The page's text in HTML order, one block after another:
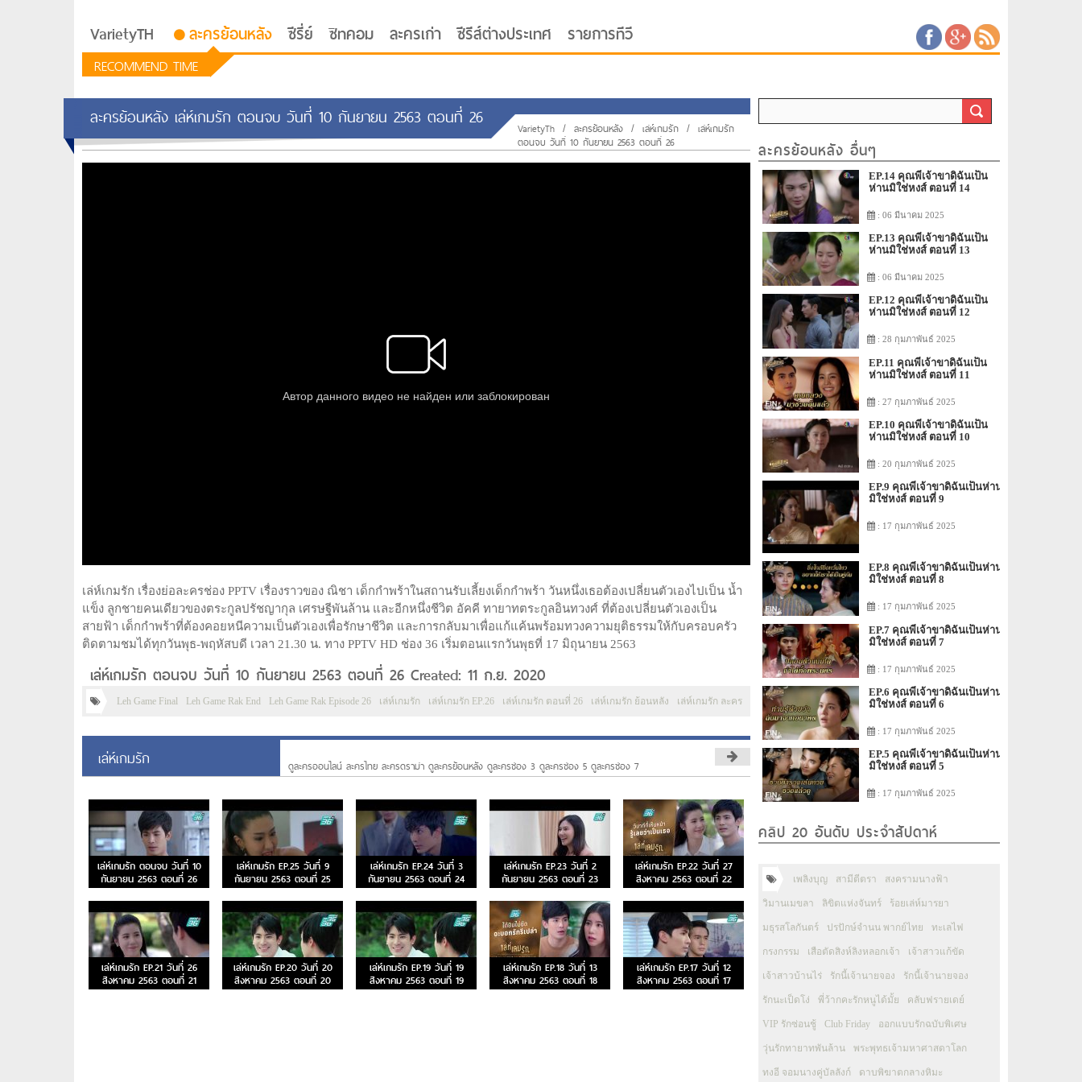
VarietyTH ละครย้อนหลัง ซีรี่ย์ ซิทคอม ละครเก่า ซีรีส์ต่างประเทศ รายการทีวี
RECOMMEND TIME
รักอยู่ประตูถัดไป
ละครย้อนหลัง เล่ห์เกมรัก ตอนจบ วันที่ 10 กันยายน 2563 ตอนที่ 26 VarietyTh / ละครย้อนหลัง / เล่ห์เกมรัก / เล่ห์เกมรัก
ตอนจบ วันที่ 10 กันยายน 2563 ตอนที่ 26
เล่ห์เกมรัก เรื่องย่อละครช่อง PPTV เรื่องราวของ ณิชา เด็กกำพร้าในสถานรับเลี้ยงเด็กกำพร้า วันหนึ่งเธอต้องเปลี่ยนตัวเองไปเป็น น้ำ
แข็ง ลูกชายคนเดียวของตระกูลปรัชญากุล เศรษฐีพันล้าน และอีกหนึ่งชีวิต อัคคี ทายาทตระกูลอินทวงศ์ ที่ต้องเปลี่ยนตัวเองเป็น
สายฟ้า เด็กกำพร้าที่ต้องคอยหนีความเป็นตัวเองเพื่อรักษาชีวิต และการกลับมาเพื่อแก้แค้นพร้อมทวงความยุติธรรมให้กับครอบครัว
ติดตามชมได้ทุกวันพุธ-พฤหัสบดี เวลา 21.30 น. ทาง PPTV HD ช่อง 36 เริ่มตอนแรกวันพุธที่ 17 มิถุนายน 2563
เล่ห์เกมรัก ตอนจบ วันที่ 10 กันยายน 2563 ตอนที่ 26 Created: 11 ก.ย. 2020
Leh Game Final Leh Game Rak End Leh Game Rak Episode 26 เล่ห์เกมรัก เล่ห์เกมรัก EP.26 เล่ห์เกมรัก ตอนที่ 26 เล่ห์เกมรัก ย้อนหลัง เล่ห์เกมรัก ละคร
เล่ห์เกมรัก ดูละครออนไลน์ ละครไทย ละครดราม่า ดูละครย้อนหลัง ดูละครช่อง 3 ดูละครช่อง 5 ดูละครช่อง 7
เล่ห์เกมรัก ตอนจบ วันที่ 10
กันยายน 2563 ตอนที่ 26
เล่ห์เกมรัก EP.25 วันที่ 9
กันยายน 2563 ตอนที่ 25
เล่ห์เกมรัก EP.24 วันที่ 3
กันยายน 2563 ตอนที่ 24
เล่ห์เกมรัก EP.23 วันที่ 2
กันยายน 2563 ตอนที่ 23
เล่ห์เกมรัก EP.22 วันที่ 27
สิงหาคม 2563 ตอนที่ 22
เล่ห์เกมรัก EP.21 วันที่ 26
สิงหาคม 2563 ตอนที่ 21
เล่ห์เกมรัก EP.20 วันที่ 20
สิงหาคม 2563 ตอนที่ 20
เล่ห์เกมรัก EP.19 วันที่ 19
สิงหาคม 2563 ตอนที่ 19
เล่ห์เกมรัก EP.18 วันที่ 13
สิงหาคม 2563 ตอนที่ 18
เล่ห์เกมรัก EP.17 วันที่ 12
สิงหาคม 2563 ตอนที่ 17
ละครย้อนหลัง อื่นๆ
EP.14 คุณพี่เจ้าขาดิฉันเป็น
ห่านมิใช่หงส์ ตอนที่ 14
: 06 มีนาคม 2025
EP.13 คุณพี่เจ้าขาดิฉันเป็น
ห่านมิใช่หงส์ ตอนที่ 13
: 06 มีนาคม 2025
EP.12 คุณพี่เจ้าขาดิฉันเป็น
ห่านมิใช่หงส์ ตอนที่ 12
: 28 กุมภาพันธ์ 2025
EP.11 คุณพี่เจ้าขาดิฉันเป็น
ห่านมิใช่หงส์ ตอนที่ 11
: 27 กุมภาพันธ์ 2025
EP.10 คุณพี่เจ้าขาดิฉันเป็น
ห่านมิใช่หงส์ ตอนที่ 10
: 20 กุมภาพันธ์ 2025
EP.9 คุณพี่เจ้าขาดิฉันเป็นห่าน
มิใช่หงส์ ตอนที่ 9
: 17 กุมภาพันธ์ 2025
EP.8 คุณพี่เจ้าขาดิฉันเป็นห่าน
มิใช่หงส์ ตอนที่ 8
: 17 กุมภาพันธ์ 2025
EP.7 คุณพี่เจ้าขาดิฉันเป็นห่าน
มิใช่หงส์ ตอนที่ 7
: 17 กุมภาพันธ์ 2025
EP.6 คุณพี่เจ้าขาดิฉันเป็นห่าน
มิใช่หงส์ ตอนที่ 6
: 17 กุมภาพันธ์ 2025
EP.5 คุณพี่เจ้าขาดิฉันเป็นห่าน
มิใช่หงส์ ตอนที่ 5
: 17 กุมภาพันธ์ 2025
คลิป 20 อันดับ ประจำสัปดาห์
เพลิงบุญ สามีตีตรา สงครามนางฟ้า
วิมานเมขลา ลิขิตแห่งจันทร์ ร้อยเล่ห์มารยา
มธุรสโลกันตร์ ปรปักษ์จำนน พากย์ไทย ทะเลไฟ
กรงกรรม เสือตัดสิงห์ลิงหลอกเจ้า เจ้าสาวแก้ขัด
เจ้าสาวบ้านไร่ รักนี้เจ้านายจอง รักนี้เจ้านายจอง
รักนะเป็ดโง่ พี่ว้ากคะรักหนูได้มั้ย คลับฟรายเดย์
VIP รักซ่อนชู้ Club Friday ออกแบบรักฉบับพิเศษ
วุ่นรักทายาทพันล้าน พระพุทธเจ้ามหาศาสดาโลก
ทงอี จอมนางคู่บัลลังก์ ดาบพิฆาตกลางหิมะ